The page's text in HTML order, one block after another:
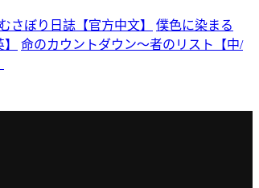
さぼり日誌【官方中文】
僕色に染まる
命のカウントダウン～者のリスト【中/